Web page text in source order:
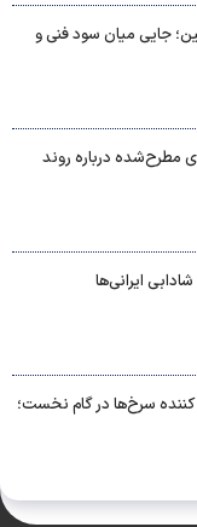
جایی میان سود فنی و
درباره روند
ایرانی‌ها
سرخ‌ها در گام نخست؛